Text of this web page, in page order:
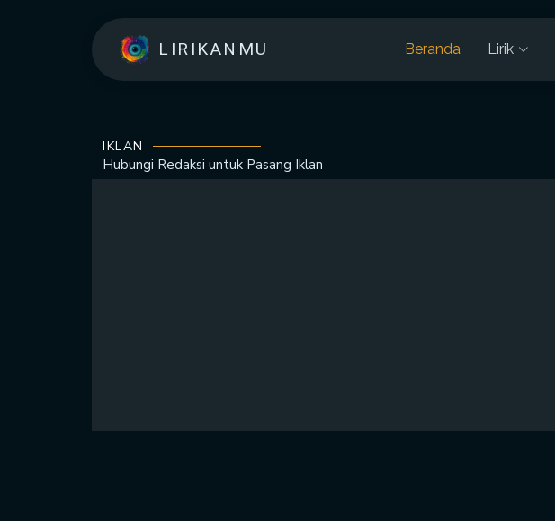
LIRIKANMU Beranda Lirik
IKLAN
Hubungi Redaksi untuk Pasang Iklan